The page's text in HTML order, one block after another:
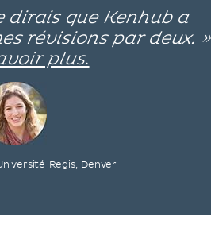
dirais que Kenhub a
révisions par deux. »
plus.
Regis, Denver